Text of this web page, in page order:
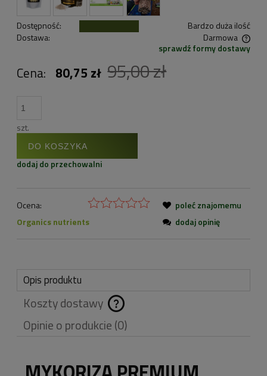
Dostępność:
Bardzo duża ilość
Dostawa:
Darmowa
Cena nie zawiera ewentualnych kosztów płatnościsprawdź formy dostawy
Cena: 80,75 zł 95,00 zł
szt.
DO KOSZYKA
dodaj do przechowalni
Ocena:
Organics nutrients
poleć znajomemu
dodaj opinię
Opis produktu
Koszty dostawy
Cena nie zawiera
ewentualnych kosztów
Opinie o produkcie (0)